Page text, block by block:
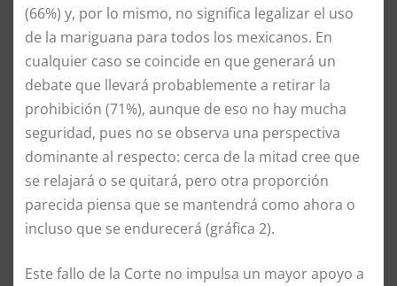
(66%) y, por lo mismo, no significa legalizar el uso
de la mariguana para todos los mexicanos. En
cualquier caso se coincide en que generará un
debate que llevará probablemente a retirar la
prohibición (71%), aunque de eso no hay mucha
seguridad, pues no se observa una perspectiva
dominante al respecto: cerca de la mitad cree que
se relajará o se quitará, pero otra proporción
parecida piensa que se mantendrá como ahora o
incluso que se endurecerá (gráfica 2).
Este fallo de la Corte no impulsa un mayor apoyo a